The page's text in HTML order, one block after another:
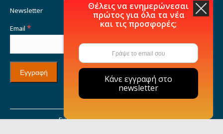
Newsletter
Email *
Εκδόσεις Μιχάλη Σιδέρη © 2021
Θέλεις να ενημερώνεσαι
πρώτος για όλα τα νέα
και τις προσφορές;
Κάνε εγγραφή στο
newsletter